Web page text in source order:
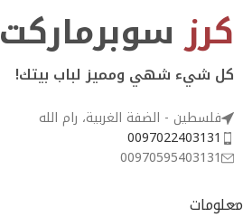
كرز سوبرماركت
كل شيء شهي ومميز لباب بيتك!
فلسطين - الضفة الغربية، رام الله
0097022403131
00970595403131
معلومات